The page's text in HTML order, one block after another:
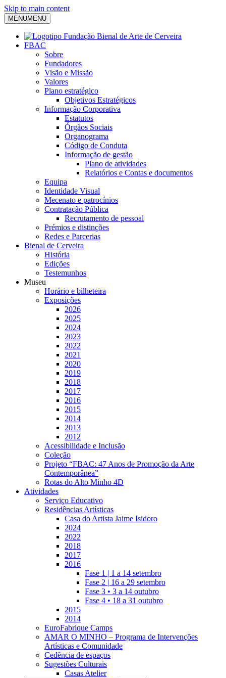
Skip to main content
MENUMENU
FBAC
Sobre
Fundadores
Visão e Missão
Valores
Plano estratégico
Objetivos Estratégicos
Informação Corporativa
Estatutos
Órgãos Sociais
Organograma
Código de Conduta
Informação de gestão
Plano de atividades
Relatórios e Contas e documentos
Equipa
Identidade Visual
Mecenato e patrocínios
Contratação Pública
Recrutamento de pessoal
Prémios e distinções
Redes e Parcerias
Bienal de Cerveira
História
Edições
Testemunhos
Museu
Horário e bilheteira
Exposições
2026
2025
2024
2023
2022
2021
2020
2019
2018
2017
2016
2015
2014
2013
2012
Acessibilidade e Inclusão
Coleção
Projeto “FBAC: 47 Anos de Promoção da Arte
Contemporânea”
Rotas do Alto Minho 4D
Atividades
Serviço Educativo
Residências Artísticas
Casa do Artista Jaime Isidoro
2024
2022
2018
2017
2016
Fase 1 | 1 a 14 setembro
Fase 2 | 16 a 29 setembro
Fase 3 • 3 a 14 outubro
Fase 4 • 18 a 31 outubro
2015
2014
EuroFabrique Camps
AMAR O MINHO – Programa de Intervenções
Artísticas e Comunidade
Cedência de espaços
Sugestões Culturais
Casas Atelier